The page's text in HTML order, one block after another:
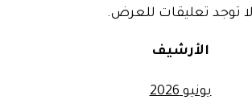
لا توجد تعليقات للعرض.
الأرشيف
يونيو 2026